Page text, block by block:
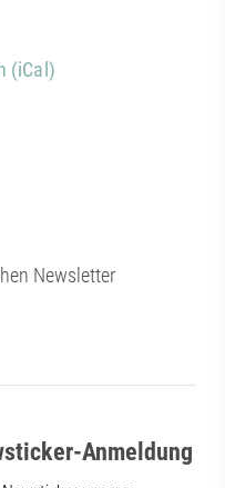
(iCal)
Newsletter
Anmeldung